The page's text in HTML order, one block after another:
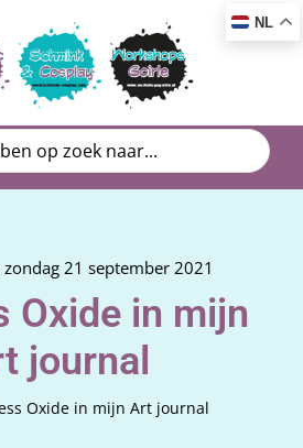
21 september 2021
Oxide in mijn
journal
Oxide in mijn Art journal
NL